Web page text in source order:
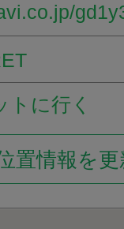
トに行く
置情報を